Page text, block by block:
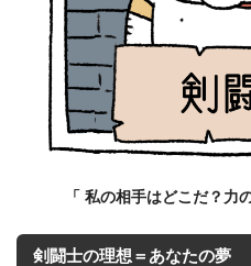
「 私の相手はどこだ？力
剣闘士の理想＝あなたの夢